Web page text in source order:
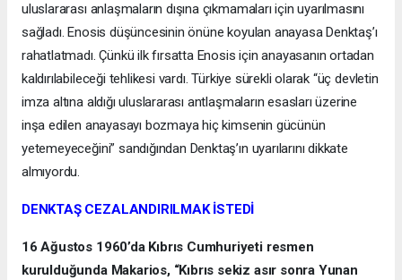
uluslararası anlaşmaların dışına çıkmamaları için uyarılmasını
sağladı. Enosis düşüncesinin önüne koyulan anayasa Denktaş’ı
rahatlatmadı. Çünkü ilk fırsatta Enosis için anayasanın ortadan
kaldırılabileceği tehlikesi vardı. Türkiye sürekli olarak “üç devletin
imza altına aldığı uluslararası antlaşmaların esasları üzerine
inşa edilen anayasayı bozmaya hiç kimsenin gücünün
yetemeyeceğini” sandığından Denktaş’ın uyarılarını dikkate
almıyordu.
DENKTAŞ CEZALANDIRILMAK İSTEDİ
16 Ağustos 1960’da Kıbrıs Cumhuriyeti resmen
kurulduğunda Makarios, “Kıbrıs sekiz asır sonra Yunan